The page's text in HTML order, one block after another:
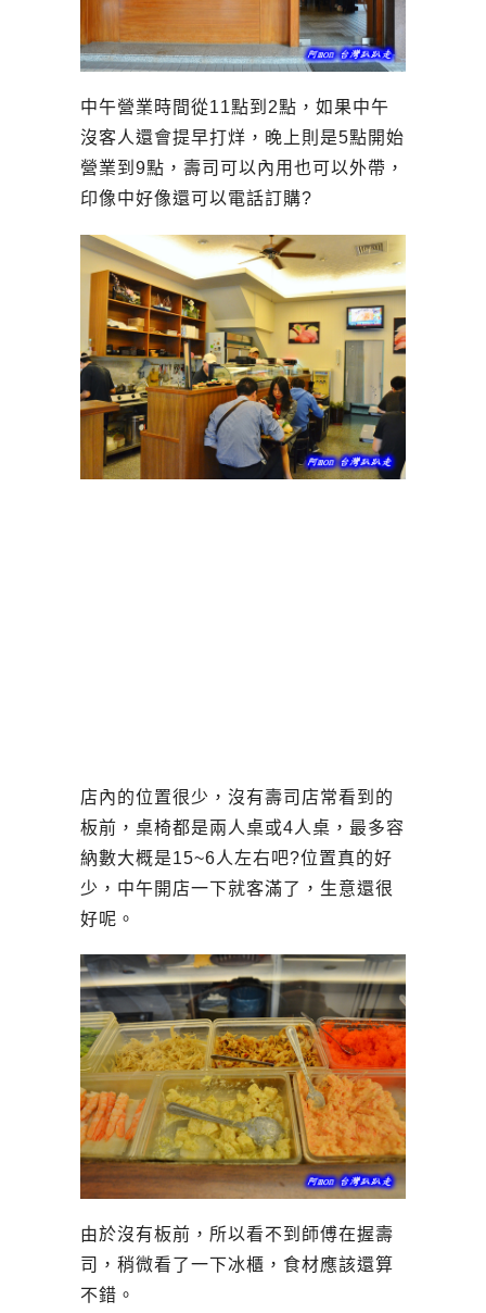
中午營業時間從11點到2點，如果中午
沒客人還會提早打烊，晚上則是5點開始
營業到9點，壽司可以內用也可以外帶，
印像中好像還可以電話訂購?
店內的位置很少，沒有壽司店常看到的
板前，桌椅都是兩人桌或4人桌，最多容
納數大概是15~6人左右吧?位置真的好
少，中午開店一下就客滿了，生意還很
好呢。
由於沒有板前，所以看不到師傅在握壽
司，稍微看了一下冰櫃，食材應該還算
不錯。